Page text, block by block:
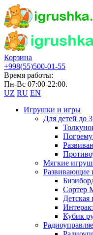
Корзина
+998(55)500-01-55
Время работы:
Пн-Вс 07:00-22:00.
UZ RU EN
Игрушки и игры
Для детей до
Мягкие
Развивающие
Сортер
Детская
Кубик